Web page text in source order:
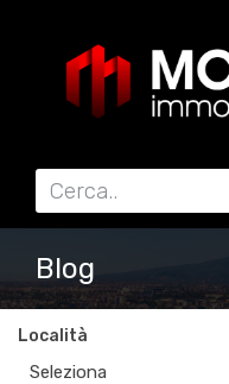
Blog
Località
Seleziona